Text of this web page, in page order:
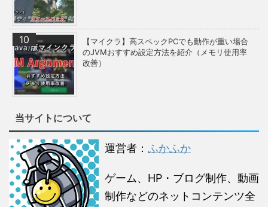
【マイクラ】高スペックPCでも動作が重い場合
のJVMおすすめ設定方法を紹介（メモリ使用率
改善）
当サイトについて
運営者： ふかふか
ゲーム、HP・ブログ制作、動画
制作などのネットコンテンツ全